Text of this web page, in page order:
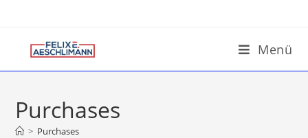
Menü
Purchases
> Purchases